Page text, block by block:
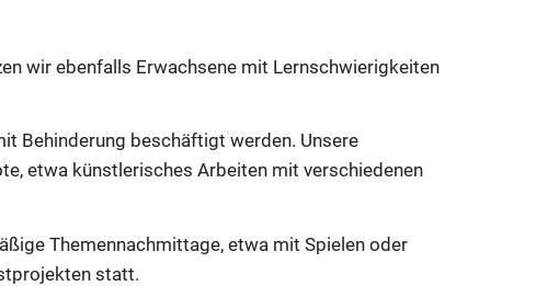
wir ebenfalls Erwachsene mit Lernschwierigkeiten
Behinderung beschäftigt werden. Unsere
etwa künstlerisches Arbeiten mit verschiedenen
Themennachmittage, etwa mit Spielen oder
statt.